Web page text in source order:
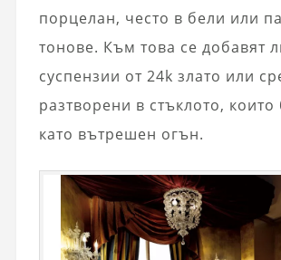
порцелан, често в бели или
тонове. Към това се добавят
суспензии от 24k злато или
разтворени в стъклото, които
като вътрешен огън.